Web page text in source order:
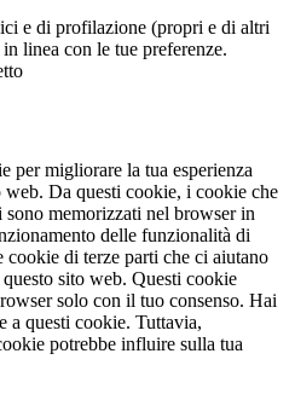
e di profilazione (propri e di altri
linea con le tue preferenze.
per migliorare la tua esperienza
Da questi cookie, i cookie che
sono memorizzati nel browser in
delle funzionalità di
di terze parti che ci aiutano
sito web. Questi cookie
solo con il tuo consenso. Hai
a questi cookie. Tuttavia,
potrebbe influire sulla tua